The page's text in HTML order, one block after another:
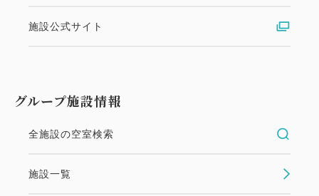
【早割60日前】チェックアウト
泊2食＜白波会席＞
in 15:00~ 18:00 / out 10:00まで
施設公式サイト
グループ施設情報
全施設の空室検索
施設一覧